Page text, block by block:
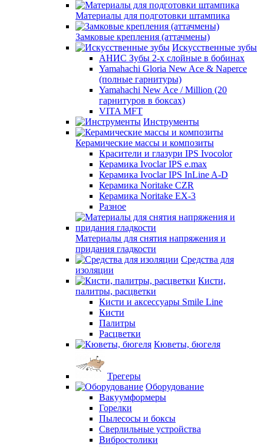
Материалы для подготовки штампика
Замковые крепления (аттачмены)
Искусственные зубы
АНИС Зубы 2-х слойные в бобинах
Yamahachi Gloria New Ace & Naperce
(полные гарнитуры)
Yamahachi New Ace / Million (20
гарнитуров в боксах)
VITA MFT
Инструменты
Керамические массы и композиты
Красители и глазури IPS Ivocolor
Керамика Ivoclar IPS e.max
Керамика Ivoclar IPS InLine A-D
Керамика Noritake CZR
Керамика Noritake EX-3
Разное
Материалы для снятия напряжения и
придания гладкости
Средства для
изоляции
Кисти,
палитры, расцветки
Кисти и аксессуары Smile Line
Кисти
Палитры
Расцветки
Кюветы, бюгеля
Трегеры
Оборудование
Вакуумформеры
Горелки
Пылесосы и боксы
Сверлильные устройства
Вибростолики